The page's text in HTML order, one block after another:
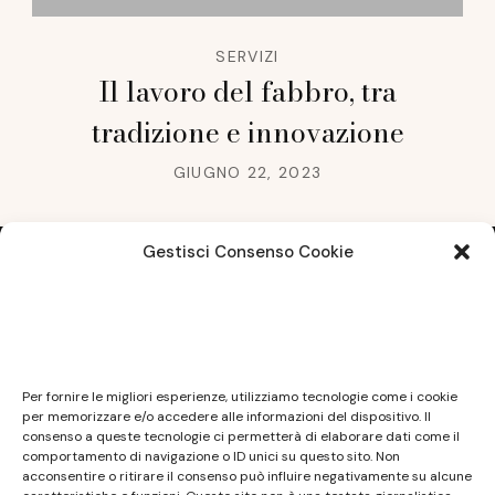
Gestisci Consenso Cookie
Per fornire le migliori esperienze, utilizziamo tecnologie come i cookie
per memorizzare e/o accedere alle informazioni del dispositivo. Il
consenso a queste tecnologie ci permetterà di elaborare dati come il
comportamento di navigazione o ID unici su questo sito. Non
acconsentire o ritirare il consenso può influire negativamente su alcune
SERVIZI
Il lavoro del fabbro, tra
tradizione e innovazione
GIUGNO 22, 2023
non ha carattere periodico essendo aggiornato
secondo la disponibilità e la reperibilità dei materiali.
Pertanto non può essere considerato in alcun modo